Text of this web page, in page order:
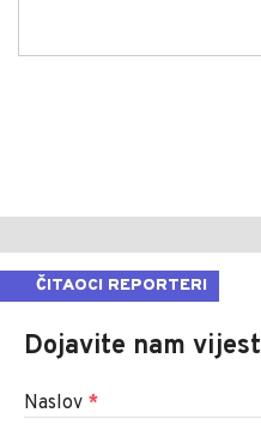
ČITAOCI REPORTERI
Dojavite nam vijest
Naslov *